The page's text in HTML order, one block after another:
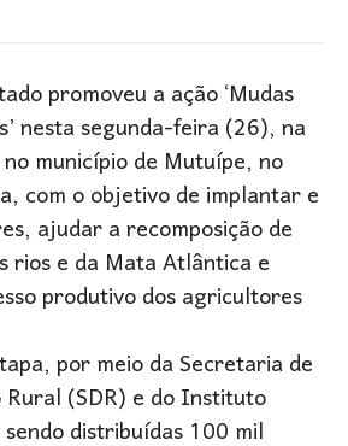
promoveu a ação ‘Mudas
nesta segunda-feira (26), na
município de Mutuípe, no
com o objetivo de implantar e
ajudar a recomposição de
rios e da Mata Atlântica e
produtivo dos agricultores
por meio da Secretaria de
(SDR) e do Instituto
distribuídas 100 mil